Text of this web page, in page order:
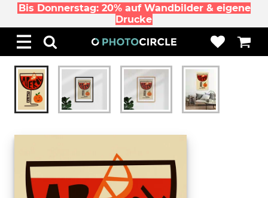
Bis Donnerstag: 20% auf Wandbilder & eigene
Drucke